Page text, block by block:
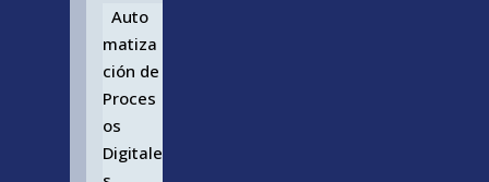
Auto
matiza
ción de
Proces
os
Digitale